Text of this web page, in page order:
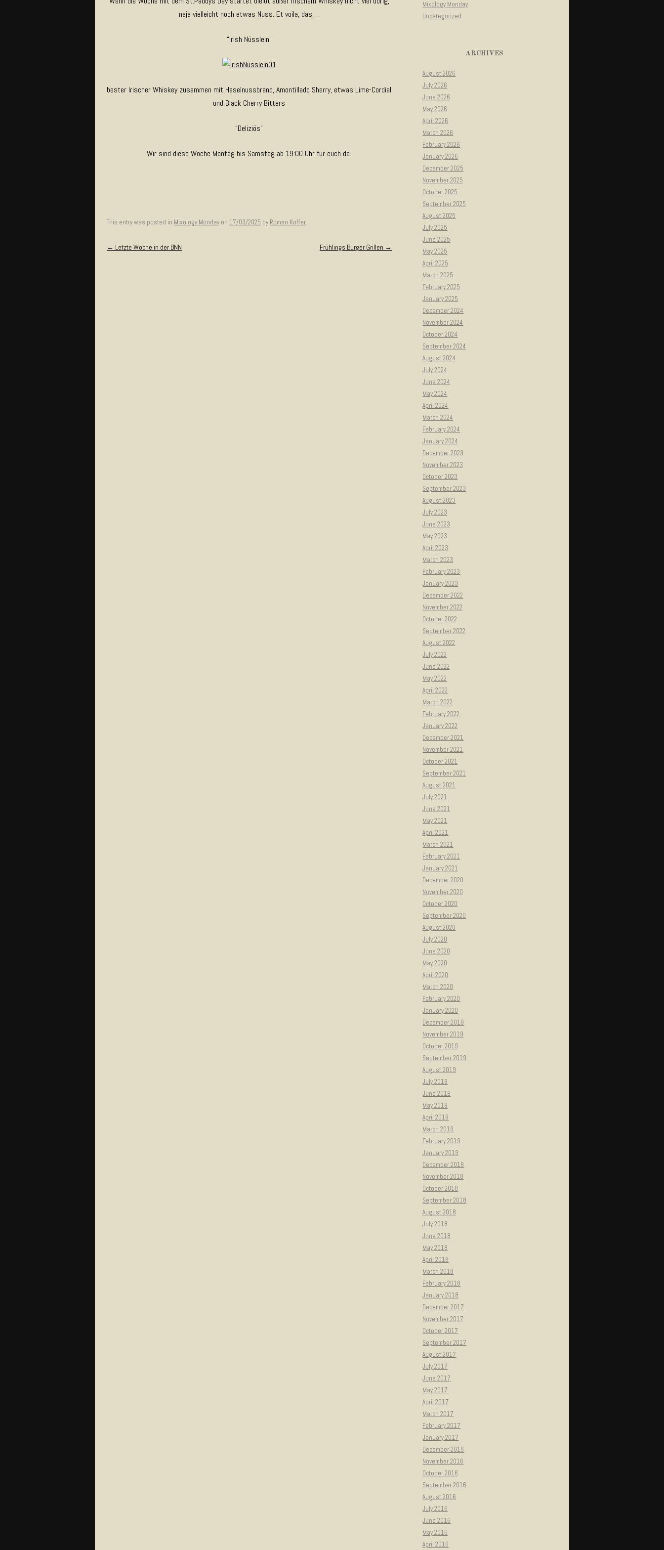
naja vielleicht noch etwas Nuss. Et voila, das …
“Irish Nüsslein”
bester Irischer Whiskey zusammen mit Haselnussbrand, Amontillado Sherry, etwas Lime-Cordial
und Black Cherry Bitters
“Deliziös”
Wir sind diese Woche Montag bis Samstag ab 19:00 Uhr für euch da.
This entry was posted in Mixology Monday on 17/03/2025 by Roman Koffer.
Post navigation
← Letzte Woche in der BNN Frühlings Burger Grillen →
Mixology Monday
Uncategorized
ARCHIVES
August 2026
July 2026
June 2026
May 2026
April 2026
March 2026
February 2026
January 2026
December 2025
November 2025
October 2025
September 2025
August 2025
July 2025
June 2025
May 2025
April 2025
March 2025
February 2025
January 2025
December 2024
November 2024
October 2024
September 2024
August 2024
July 2024
June 2024
May 2024
April 2024
March 2024
February 2024
January 2024
December 2023
November 2023
October 2023
September 2023
August 2023
July 2023
June 2023
May 2023
April 2023
March 2023
February 2023
January 2023
December 2022
November 2022
October 2022
September 2022
August 2022
July 2022
June 2022
May 2022
April 2022
March 2022
February 2022
January 2022
December 2021
November 2021
October 2021
September 2021
August 2021
July 2021
June 2021
May 2021
April 2021
March 2021
February 2021
January 2021
December 2020
November 2020
October 2020
September 2020
August 2020
July 2020
June 2020
May 2020
April 2020
March 2020
February 2020
January 2020
December 2019
November 2019
October 2019
September 2019
August 2019
July 2019
June 2019
May 2019
April 2019
March 2019
February 2019
January 2019
December 2018
November 2018
October 2018
September 2018
August 2018
July 2018
June 2018
May 2018
April 2018
March 2018
February 2018
January 2018
December 2017
November 2017
October 2017
September 2017
August 2017
July 2017
June 2017
May 2017
April 2017
March 2017
February 2017
January 2017
December 2016
November 2016
October 2016
September 2016
August 2016
July 2016
June 2016
May 2016
April 2016